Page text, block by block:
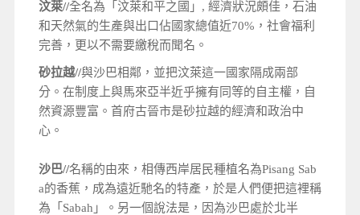
汶萊//全名為「汶萊和平之國」, 經濟狀況頗佳，石油
和天然氣的生產與出口佔國家總值近70%，社會福利
完善，更以不需要繳稅而聞名。
砂拉越//與沙巴相鄰，並把汶萊這一國家隔成兩部
分。在制度上與馬來亞半近乎擁有同等的自主權，自
然資源豐富。首府古晉市是砂拉越的經濟和政治中
心。
沙巴//名稱的由來，相傳西岸居民種植名為Pisang Sab
a的香蕉，成為遠近馳名的特產，於是人們便把這裡稱
為「Sabah」。另一個說法是，因為沙巴處於北半